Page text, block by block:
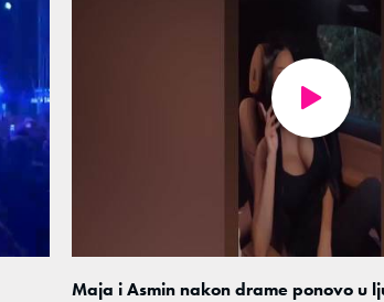
Maja i Asmin nakon drame ponovo u